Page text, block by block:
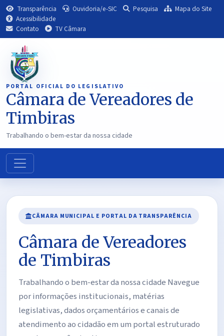
Transparência Ouvidoria/e-SIC Pesquisa
Mapa do Site
Acessibilidade
Contato
TV Câmara
PORTAL OFICIAL DO LEGISLATIVO
Câmara de Vereadores de
Timbiras
Trabalhando o bem-estar da nossa cidade
CÂMARA MUNICIPAL E PORTAL DA TRANSPARÊNCIA
Câmara de Vereadores
de Timbiras
Trabalhando o bem-estar da nossa cidade Navegue
por informações institucionais, matérias
legislativas, dados orçamentários e canais de
atendimento ao cidadão em um portal estruturado